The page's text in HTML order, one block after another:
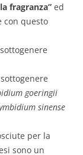
fragranza” ed
con questo
goeringii
sinense
per la
sono un